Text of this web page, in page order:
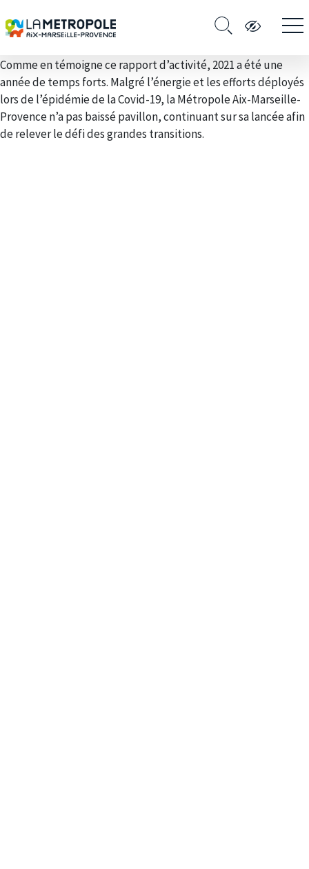
Comme en témoigne ce rapport d’activité, 2021 a été une
année de temps forts. Malgré l’énergie et les efforts déployés
lors de l’épidémie de la Covid-19, la Métropole Aix-Marseille-
Provence n’a pas baissé pavillon, continuant sur sa lancée afin
de relever le défi des grandes transitions.